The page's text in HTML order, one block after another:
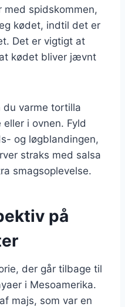
med spidskommen,
kødet, indtil det er
Det er vigtigt at
kødet bliver jævnt
varme tortilla
i ovnen. Fyld
og løgblandingen,
straks med salsa
smagsoplevelse.
på
der går tilbage til
i Mesoamerika.
majs, som var en